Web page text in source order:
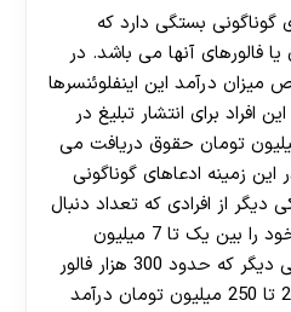
گوناگونی بستگی دارد که
فالورهای آنها می باشد. در
میزان درآمد این اینفلوئنسرها
افراد برای انتشار تبلیغ در
خود بین 40 تا 50 میلیون تومان حقوق دریافت می
این زمینه ادعاهای گوناگونی
از افرادی که تعداد دنبال
کننده کمتری داشت، درآمد خود را بین یک تا 7 میلیون
تومان بیان کرده بود. اما یکی دیگر که حدود 300 هزار فالور
دارد، می گوید که در ماه 200 تا 250 میلیون تومان درآمد